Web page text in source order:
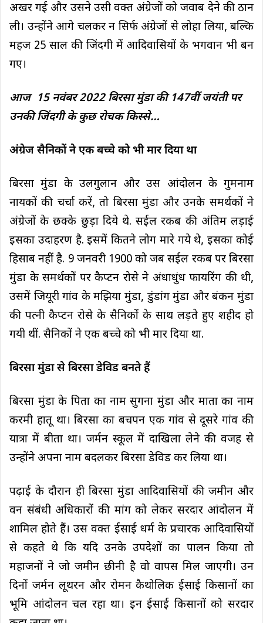
अखर गई और उसने उसी वक्त अंग्रेजों को जवाब देने की ठान
ली। उन्होंने आगे चलकर न सिर्फ अंग्रेजों से लोहा लिया, बल्कि
महज 25 साल की जिंदगी में आदिवासियों के भगवान भी बन
गए।
आज 15 नवंबर 2022 बिरसा मुंडा की 147वीं जयंती पर
उनकी जिंदगी के कुछ रोचक किस्से…
अंग्रेज सैनिकों ने एक बच्चे को भी मार दिया था
बिरसा मुंडा के उलगुलान और उस आंदोलन के गुमनाम
नायकों की चर्चा करें, तो बिरसा मुंडा और उनके समर्थकों ने
अंग्रेजों के छक्के छुड़ा दिये थे. सईल रकब की अंतिम लड़ाई
इसका उदाहरण है. इसमें कितने लोग मारे गये थे, इसका कोई
हिसाब नहीं है. 9 जनवरी 1900 को जब सईल रकब पर बिरसा
मुंडा के समर्थकों पर कैप्टन रोसे ने अंधाधुंध फायरिंग की थी,
उसमें जियूरी गांव के मझिया मुंडा, डुंडांग मुंडा और बंकन मुंडा
की पत्नी कैप्टन रोसे के सैनिकों के साथ लड़ते हुए शहीद हो
गयी थीं. सैनिकों ने एक बच्चे को भी मार दिया था.
बिरसा मुंडा से बिरसा डेविड बनते हैं
बिरसा मुंडा के पिता का नाम सुगना मुंडा और माता का नाम
करमी हातू था। बिरसा का बचपन एक गांव से दूसरे गांव की
यात्रा में बीता था। जर्मन स्कूल में दाखिला लेने की वजह से
उन्होंने अपना नाम बदलकर बिरसा डेविड कर लिया था।
पढ़ाई के दौरान ही बिरसा मुंडा आदिवासियों की जमीन और
वन संबंधी अधिकारों की मांग को लेकर सरदार आंदोलन में
शामिल होते हैं। उस वक्त ईसाई धर्म के प्रचारक आदिवासियों
से कहते थे कि यदि उनके उपदेशों का पालन किया ताे
महाजनों ने जो जमीन छीनी है वो वापस मिल जाएगी। उन
दिनों जर्मन लूथरन और रोमन कैथोलिक ईसाई किसानों का
भूमि आंदोलन चल रहा था। इन ईसाई किसानों को सरदार